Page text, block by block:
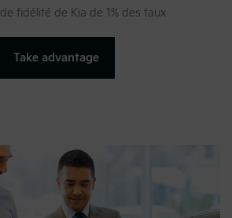
fidélité de Kia de 1% des taux
Take advantage